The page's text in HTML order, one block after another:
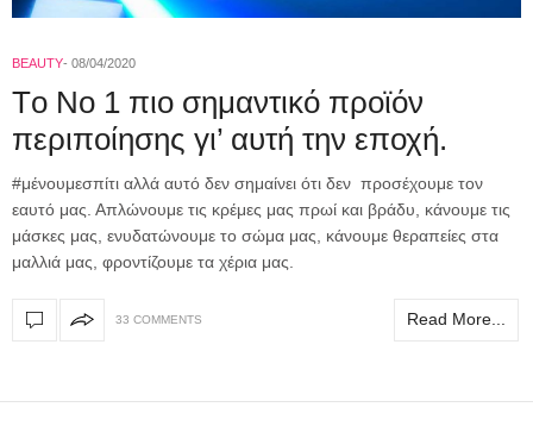
BEAUTY 08/04/2020
Tο Νο 1 πιο σημαντικό προϊόν
περιποίησης γι’ αυτή την εποχή.
#μένουμεσπίτι αλλά αυτό δεν σημαίνει ότι δεν προσέχουμε τον
εαυτό μας. Απλώνουμε τις κρέμες μας πρωί και βράδυ, κάνουμε τις
μάσκες μας, ενυδατώνουμε το σώμα μας, κάνουμε θεραπείες στα
μαλλιά μας, φροντίζουμε τα χέρια μας.
33 COMMENTS Read More...